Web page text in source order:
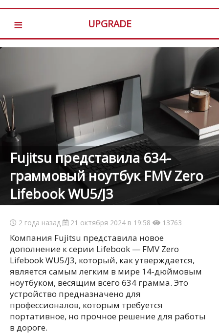
≡ UPGRADE
Fujitsu представила 634-
граммовый ноутбук FMV Zero
Lifebook WU5/J3
2 года назад 21 октября 2024 в 19:58 13763
Компания Fujitsu представила новое
дополнение к серии Lifebook — FMV Zero
Lifebook WU5/J3, который, как утверждается,
является самым легким в мире 14-дюймовым
ноутбуком, весящим всего 634 грамма. Это
устройство предназначено для
профессионалов, которым требуется
портативное, но прочное решение для работы
в дороге.